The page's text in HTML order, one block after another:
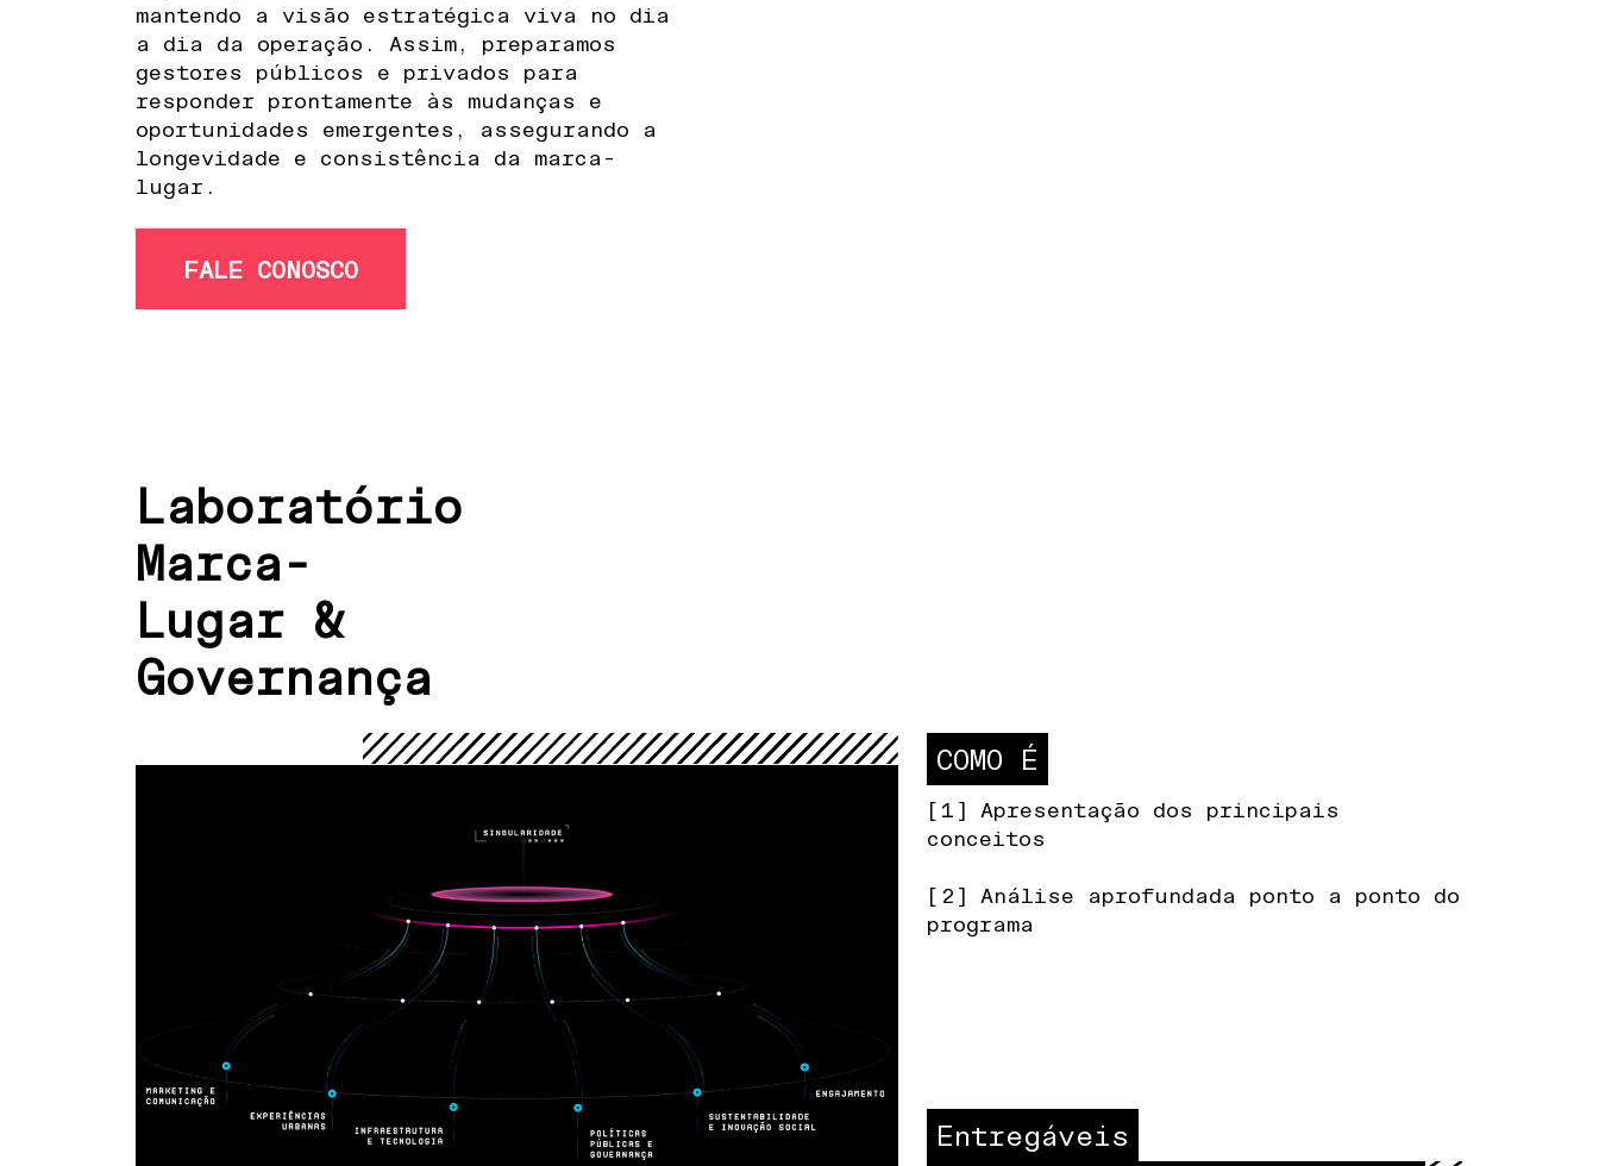
mantendo a visão estratégica viva no dia
a dia da operação. Assim, preparamos
gestores públicos e privados para
responder prontamente às mudanças e
oportunidades emergentes, assegurando a
longevidade e consistência da marca-
lugar.
FALE CONOSCO
Laboratório
Marca-
Lugar &
Governança
COMO É
[1] Apresentação dos principais
conceitos
[2] Análise aprofundada ponto a ponto do
programa
Entregáveis